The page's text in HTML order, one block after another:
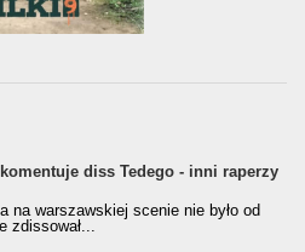
diss Tedego - inni raperzy
na warszawskiej scenie nie było od
zdissował...